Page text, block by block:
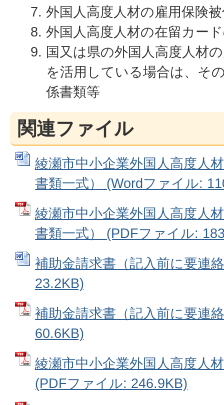
外国人高度人材の雇用保険
外国人高度人材の在留カー
国又は県の外国人高度人材
を活用している場合は、そ
係書類等
関連ファイル
綾瀬市中小企業外国人高度人
書類一式） (Wordファイル:
綾瀬市中小企業外国人高度人
書類一式） (PDFファイル:
補助金請求書（記入前に要連
23.2KB)
補助金請求書（記入前に要連
60.6KB)
綾瀬市中小企業外国人高度人
(PDFファイル: 246.9KB)